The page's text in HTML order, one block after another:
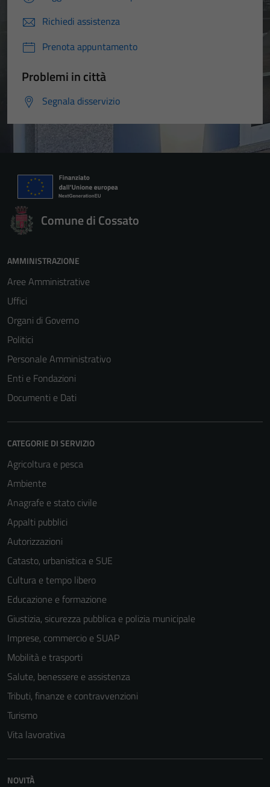
Richiedi assistenza
Prenota appuntamento
Problemi in città
Segnala disservizio
Comune di Cossato
AMMINISTRAZIONE
Aree Amministrative
Uffici
Organi di Governo
Politici
Personale Amministrativo
Enti e Fondazioni
Documenti e Dati
CATEGORIE DI SERVIZIO
Agricoltura e pesca
Ambiente
Anagrafe e stato civile
Appalti pubblici
Autorizzazioni
Catasto, urbanistica e SUE
Cultura e tempo libero
Educazione e formazione
Giustizia, sicurezza pubblica e polizia municipale
Imprese, commercio e SUAP
Mobilità e trasporti
Salute, benessere e assistenza
Tributi, finanze e contravvenzioni
Turismo
Vita lavorativa
NOVITÀ